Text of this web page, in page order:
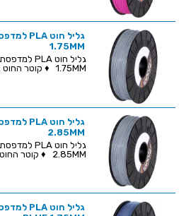
1.75MM
1.75MM ♦ קוטר החוט : 1.75 מ''מ ♦ כמות בגליל ...
2.85MM
2.85MM ♦ קוטר החוט : 2.85 מ''מ ♦ כמות בגליל ...